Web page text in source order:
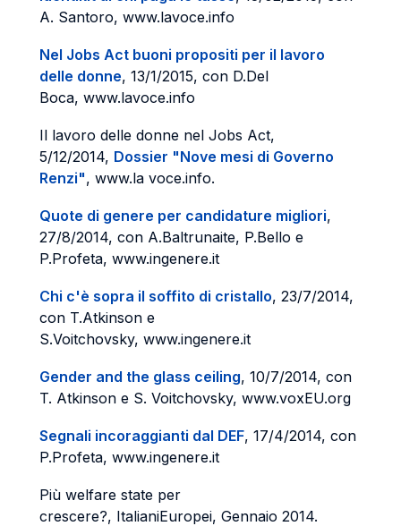
A. Santoro, www.lavoce.info
Nel Jobs Act buoni propositi per il lavoro
delle donne, 13/1/2015, con D.Del
Boca, www.lavoce.info
Il lavoro delle donne nel Jobs Act,
5/12/2014, Dossier "Nove mesi di Governo
Renzi", www.la voce.info.
Quote di genere per candidature migliori,
27/8/2014, con A.Baltrunaite, P.Bello e
P.Profeta, www.ingenere.it
Chi c'è sopra il soffito di cristallo, 23/7/2014,
con T.Atkinson e
S.Voitchovsky, www.ingenere.it
Gender and the glass ceiling, 10/7/2014, con
T. Atkinson e S. Voitchovsky, www.voxEU.org
Segnali incoraggianti dal DEF, 17/4/2014, con
P.Profeta, www.ingenere.it
Più welfare state per
crescere?, ItalianiEuropei, Gennaio 2014.